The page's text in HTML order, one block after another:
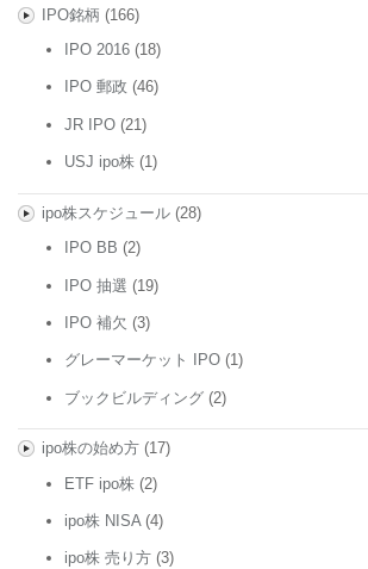
IPO銘柄 (166)
IPO 2016 (18)
IPO 郵政 (46)
JR IPO (21)
USJ ipo株 (1)
ipo株スケジュール(28)
IPO BB (2)
IPO 抽選 (19)
IPO 補欠 (3)
グレーマーケット IPO (1)
ブックビルディング (2)
ipo株の始め方(17)
ETF ipo株 (2)
ipo株 NISA(4)
ipo株 売り方 (3)